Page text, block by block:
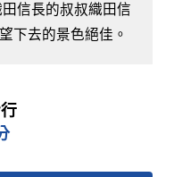
信長的叔叔織田信
下去的景色絕佳。